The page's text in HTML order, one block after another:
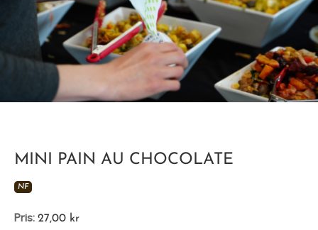
MINI PAIN AU CHOCOLATE
NF
Pris: 27,00 kr